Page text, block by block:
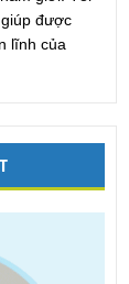
được
lĩnh của